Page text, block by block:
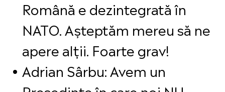
Română e dezintegrată în
NATO. Așteptăm mereu să ne
apere alții. Foarte grav!
Adrian Sârbu: Avem un